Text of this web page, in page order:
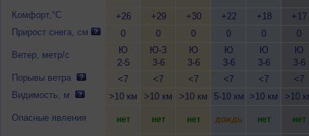
Комфорт,°C
Прирост снега, см
Ветер, метр/с
Порывы ветра
Видимость, м
Опасные явления
+26
0
Ю
2-5
<7
>10 км
нет
+29
0
Ю-З
3-6
<7
>10 км
нет
+30
0
Ю
3-6
<7
>10 км
нет
+22
0
Ю
3-6
<7
5-10 км
дождь
+18
0
Ю
3-6
<7
>10 км
нет
+17
0
Ю
3-6
<7
>10
нет